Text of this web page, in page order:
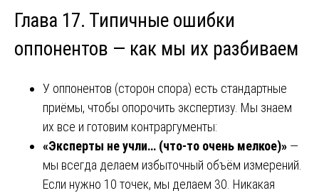
Глава 17. Типичные ошибки
оппонентов — как мы их разбиваем
У оппонентов (сторон спора) есть стандартные
приёмы, чтобы опорочить экспертизу. Мы знаем
их все и готовим контраргументы:
«Эксперты не учли… (что-то очень мелкое)» —
мы всегда делаем избыточный объём измерений.
Если нужно 10 точек, мы делаем 30. Никакая